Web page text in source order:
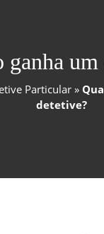
ganha
Particular »
detetive?